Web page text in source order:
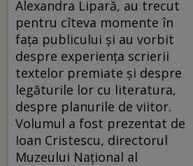
Alexandra Lipară, au trecut
pentru cîteva momente în
fața publicului și au vorbit
despre experiența scrierii
textelor premiate și despre
legăturile lor cu literatura,
despre planurile de viitor.
Volumul a fost prezentat de
Ioan Cristescu, directorul
Muzeului Național al